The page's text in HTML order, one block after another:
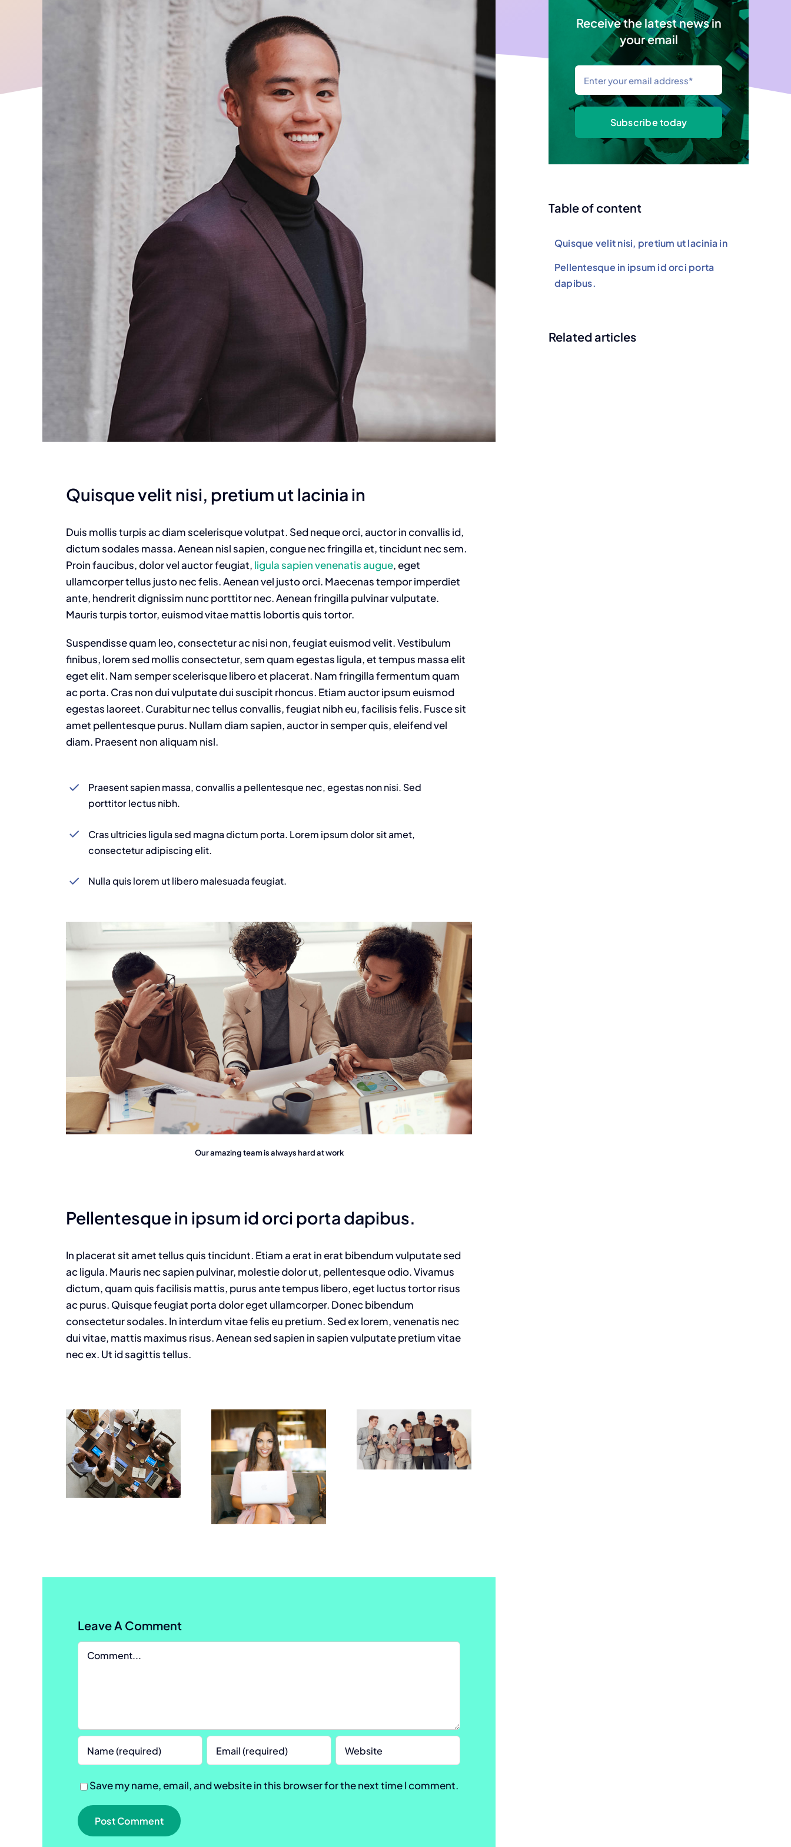
Quisque velit nisi, pretium ut lacinia in
Duis mollis turpis ac diam scelerisque volutpat. Sed neque orci, auctor in convallis id,
dictum sodales massa. Aenean nisl sapien, congue nec fringilla et, tincidunt nec sem.
Proin faucibus, dolor vel auctor feugiat, ligula sapien venenatis augue, eget
ullamcorper tellus justo nec felis. Aenean vel justo orci. Maecenas tempor imperdiet
ante, hendrerit dignissim nunc porttitor nec. Aenean fringilla pulvinar vulputate.
Mauris turpis tortor, euismod vitae mattis lobortis quis tortor.
Suspendisse quam leo, consectetur ac nisi non, feugiat euismod velit. Vestibulum
finibus, lorem sed mollis consectetur, sem quam egestas ligula, et tempus massa elit
eget elit. Nam semper scelerisque libero et placerat. Nam fringilla fermentum quam
ac porta. Cras non dui vulputate dui suscipit rhoncus. Etiam auctor ipsum euismod
egestas laoreet. Curabitur nec tellus convallis, feugiat nibh eu, facilisis felis. Fusce sit
amet pellentesque purus. Nullam diam sapien, auctor in semper quis, eleifend vel
diam. Praesent non aliquam nisl.
Praesent sapien massa, convallis a pellentesque nec, egestas non nisi. Sed
porttitor lectus nibh.
Cras ultricies ligula sed magna dictum porta. Lorem ipsum dolor sit amet,
consectetur adipiscing elit.
Nulla quis lorem ut libero malesuada feugiat.
Our amazing team is always hard at work
Pellentesque in ipsum id orci porta dapibus.
In placerat sit amet tellus quis tincidunt. Etiam a erat in erat bibendum vulputate sed
ac ligula. Mauris nec sapien pulvinar, molestie dolor ut, pellentesque odio. Vivamus
dictum, quam quis facilisis mattis, purus ante tempus libero, eget luctus tortor risus
ac purus. Quisque feugiat porta dolor eget ullamcorper. Donec bibendum
consectetur sodales. In interdum vitae felis eu pretium. Sed ex lorem, venenatis nec
dui vitae, mattis maximus risus. Aenean sed sapien in sapien vulputate pretium vitae
nec ex. Ut id sagittis tellus.
Leave A Comment
Comment
Save my name, email, and website in this browser for the next time I comment.
Receive the latest news in
your email
Subscribe today
Table of content
Quisque velit nisi, pretium ut lacinia in
Pellentesque in ipsum id orci porta
dapibus.
Related articles